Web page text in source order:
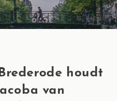
MENU
houdt
van